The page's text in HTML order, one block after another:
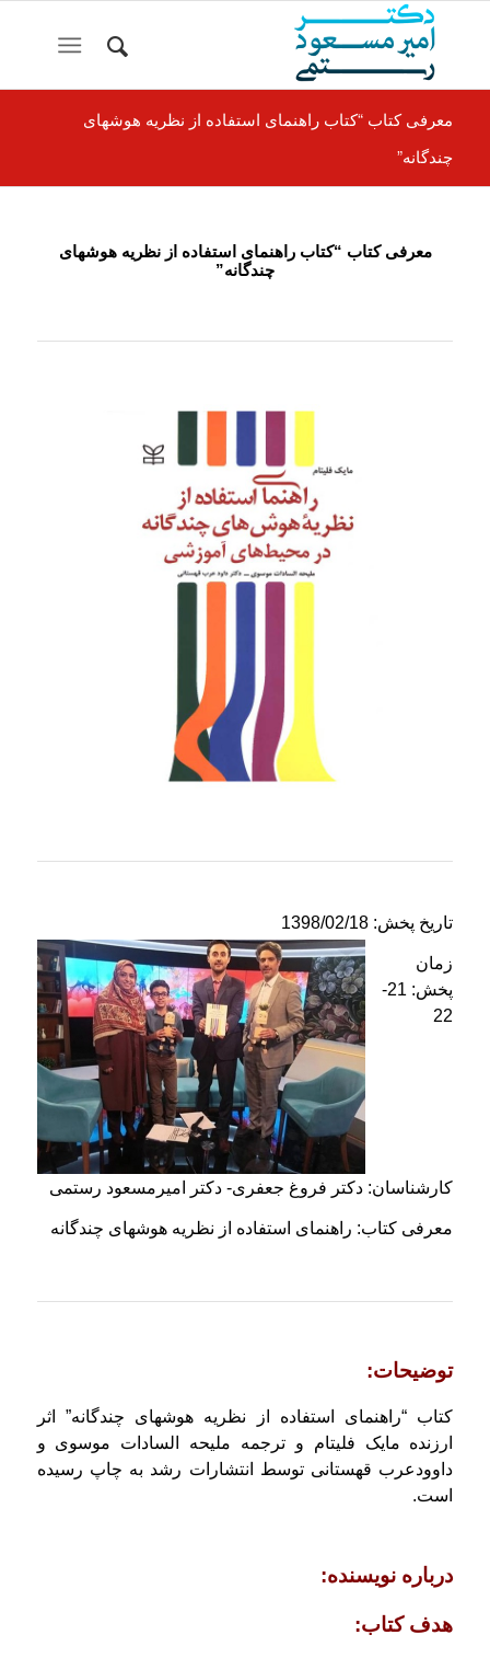
معرفی کتاب “کتاب راهنمای استفاده از نظریه هوشهای
چندگانه”
معرفی کتاب “کتاب راهنمای استفاده از نظریه هوشهای
چندگانه”
تاریخ پخش: 1398/02/18
زمان
پخش: 21-
22
كارشناسان: دكتر فروغ جعفری- دكتر امیرمسعود رستمی
معرفی كتاب: راهنمای استفاده از نظریه هوشهای چندگانه
توضیحات:
كتاب “راهنمای استفاده از نظریه هوشهای چندگانه” اثر
ارزنده مایک فلیتام و ترجمه ملیحه السادات موسوی و
داوودعرب قهستانی توسط انتشارات رشد به چاپ رسیده
است.
درباره نویسنده:
هدف کتاب: